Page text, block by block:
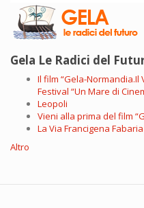
Gela Le Radici del
Il film “Gela-Normandia.Il
Festival “Un Mare di
Leopoli
Vieni alla prima del film
La Via Francigena
Altro